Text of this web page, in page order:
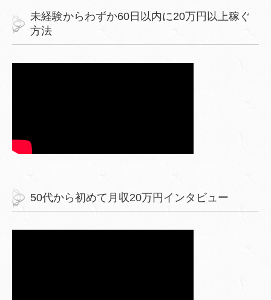
未経験からわずか60日以内に20万円以上稼ぐ
方法
50代から初めて月収20万円インタビュー